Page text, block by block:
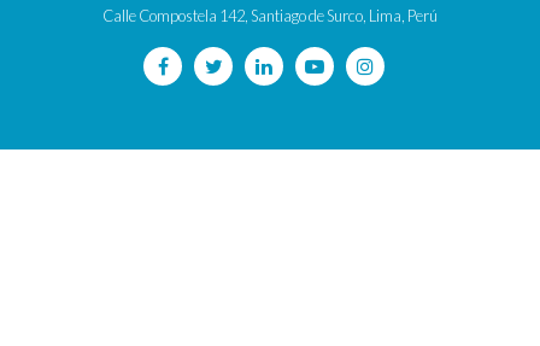
Calle Compostela 142, Santiago de Surco, Lima, Perú